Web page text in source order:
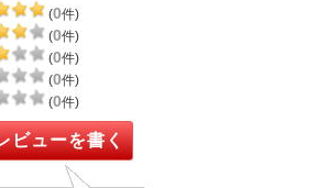
(0件)
(0件)
(0件)
(0件)
(0件)
ビューを書く